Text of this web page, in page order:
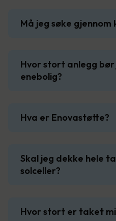
Må jeg søke gjennom
Hvor stort anlegg
enebolig?
Hva er Enovastøtte?
Skal jeg dekke hele
solceller?
Hvor stort er taket